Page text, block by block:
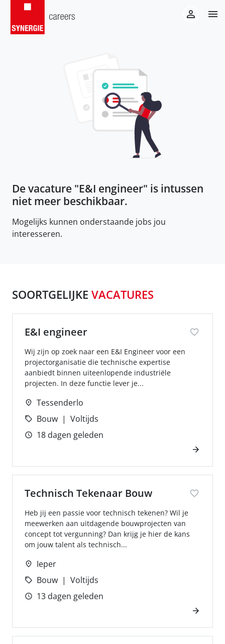
De vacature "E&I engineer" is intussen
niet meer beschikbaar.
Mogelijks kunnen onderstaande jobs jou
interesseren.
SOORTGELIJKE VACATURES
E&I engineer
Wij zijn op zoek naar een E&I Engineer voor een
projectorganisatie die technische expertise
aanbiedt binnen uiteenlopende industriële
projecten. In deze functie lever je...
Tessenderlo
Bouw
Voltijds
18 dagen geleden
Technisch Tekenaar Bouw
Heb jij een passie voor technisch tekenen? Wil je
meewerken aan uitdagende bouwprojecten van
concept tot vergunning? Dan krijg je hier de kans
om jouw talent als technisch...
Ieper
Bouw
Voltijds
13 dagen geleden